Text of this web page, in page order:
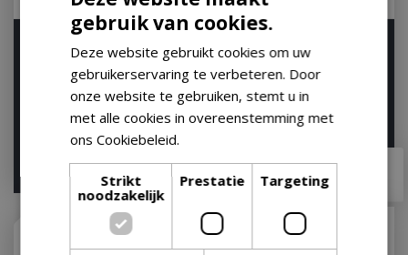
barbecueset
95
Op voorraad
spatelset
€47,95
gebruik van cookies.
Deze website gebruikt cookies om uw
gebruikerservaring te verbeteren. Door
onze website te gebruiken, stemt u in
met alle cookies in overeenstemming met
ons Cookiebeleid.
Strikt
noodzakelijk
Prestatie Targeting